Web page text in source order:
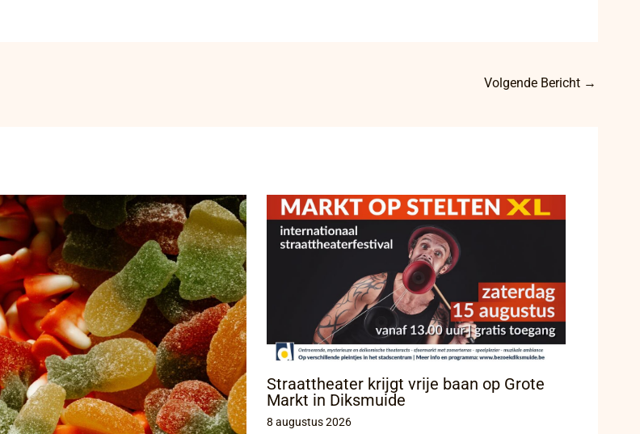
Volgende Bericht →
Straattheater krijgt vrije baan op Grote
Markt in Diksmuide
8 augustus 2026